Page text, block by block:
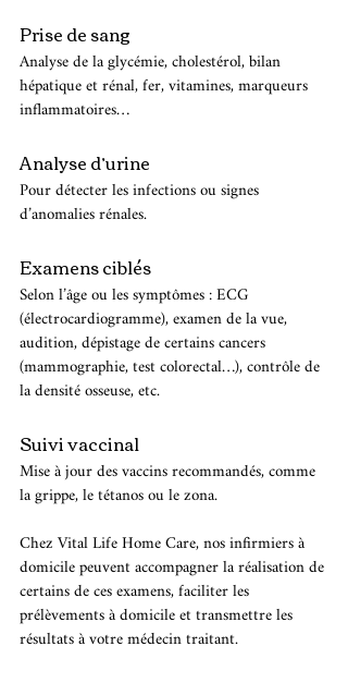
Prise de sang
Analyse de la glycémie, cholestérol, bilan
hépatique et rénal, fer, vitamines, marqueurs
inflammatoires…
Analyse d’urine
Pour détecter les infections ou signes
d’anomalies rénales.
Examens ciblés
Selon l’âge ou les symptômes : ECG
(électrocardiogramme), examen de la vue,
audition, dépistage de certains cancers
(mammographie, test colorectal…), contrôle de
la densité osseuse, etc.
Suivi vaccinal
Mise à jour des vaccins recommandés, comme
la grippe, le tétanos ou le zona.
Chez Vital Life Home Care, nos infirmiers à
domicile peuvent accompagner la réalisation de
certains de ces examens, faciliter les
prélèvements à domicile et transmettre les
résultats à votre médecin traitant.